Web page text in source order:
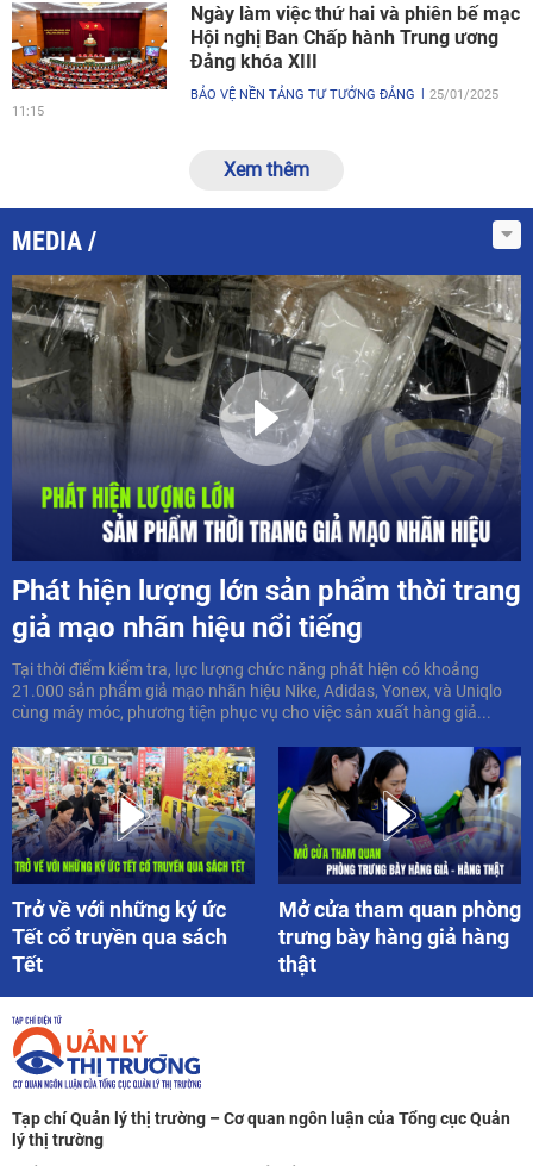
Ngày làm việc thứ hai và phiên bế mạc
Hội nghị Ban Chấp hành Trung ương
Đảng khóa XIII
BẢO VỆ NỀN TẢNG TƯ TƯỞNG ĐẢNG
25/01/2025
11:15
Xem thêm
MEDIA
Phát hiện lượng lớn sản phẩm thời trang
giả mạo nhãn hiệu nổi tiếng
Tại thời điểm kiểm tra, lực lượng chức năng phát hiện có khoảng
21.000 sản phẩm giả mạo nhãn hiệu Nike, Adidas, Yonex, và Uniqlo
cùng máy móc, phương tiện phục vụ cho việc sản xuất hàng giả...
Trở về với những ký ức
Tết cổ truyền qua sách
Tết
Mở cửa tham quan phòng
trưng bày hàng giả hàng
thật
Tạp chí Quản lý thị trường – Cơ quan ngôn luận của Tổng cục Quản
lý thị trường